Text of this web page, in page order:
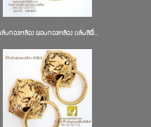
บทองเหลือง ผอบทองเหลือง ตลับสีผึ...